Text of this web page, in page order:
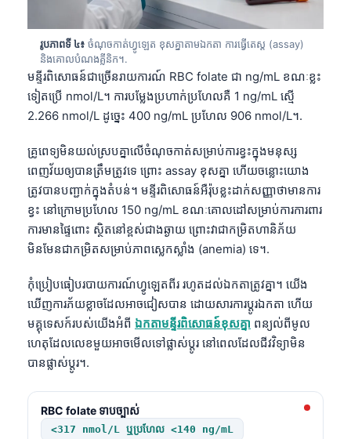
រូបភាពទី ៤៖ ចំណុចកាត់ហ្វូឡេត ខុសគ្នាតាមឯកតា ការធ្វើតេស្ត (assay)
និងគោលបំណងគ្លីនិក។.
មន្ទីរពិសោធន៍ជាច្រើនរាយការណ៍ RBC folate ជា ng/mL ខណៈខ្លះ
ទៀតប្រើ nmol/L។ ការបម្លែងប្រហាក់ប្រហែលគឺ 1 ng/mL ស្មើ
2.266 nmol/L ដូច្នេះ 400 ng/mL ប្រហែល 906 nmol/L។.
គ្រូពេទ្យមិនយល់ស្របគ្នាលើចំណុចកាត់សម្រាប់ការខ្វះក្នុងមនុស្ស
ពេញវ័យឲ្យបានត្រឹមត្រូវទេ ព្រោះ assay ខុសគ្នា ហើយចន្លោះយោង
ត្រូវបានបញ្ជាក់ក្នុងតំបន់។ មន្ទីរពិសោធន៍អឺរ៉ុបខ្លះដាក់សញ្ញាថាមានការ
ខ្វះ នៅក្រោមប្រហែល 150 ng/mL ខណៈគោលដៅសម្រាប់ការការពារ
ការមានផ្ទៃពោះ ស្ថិតនៅខ្ពស់ជាងឆ្ងាយ ព្រោះវាជាកម្រិតហានិភ័យ
មិនមែនជាកម្រិតសម្រាប់ភាពស្លេកស្លាំង (anemia) ទេ។.
កុំប្រៀបធៀបរបាយការណ៍ហ្វូឡេតពីរ រហូតដល់ឯកតាត្រូវគ្នា។ យើង
ឃើញការភ័យខ្លាចដែលអាចជៀសបាន ដោយសារការប្តូរឯកតា ហើយ
មគ្គុទេសក៍របស់យើងអំពី ឯកតាមន្ទីរពិសោធន៍ខុសគ្នា ពន្យល់ពីមូល
ហេតុដែលលេខមួយអាចមើលទៅផ្លាស់ប្តូរ នៅពេលដែលជីវវិទ្យាមិន
បានផ្លាស់ប្តូរ។.
RBC folate ទាបច្បាស់
<317 nmol/L ឬប្រហែល <140 ng/mL